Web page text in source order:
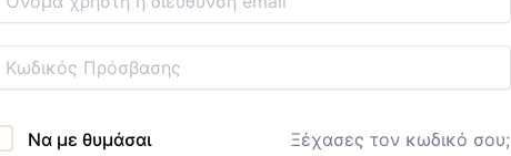
Να με θυμάσαι Ξέχασες τον κωδικό σου;